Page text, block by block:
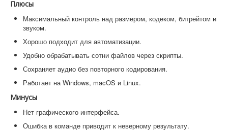
Плюсы
Максимальный контроль над размером, кодеком, битрейтом и
звуком.
Хорошо подходит для автоматизации.
Удобно обрабатывать сотни файлов через скрипты.
Сохраняет аудио без повторного кодирования.
Работает на Windows, macOS и Linux.
Минусы
Нет графического интерфейса.
Ошибка в команде приводит к неверному результату.